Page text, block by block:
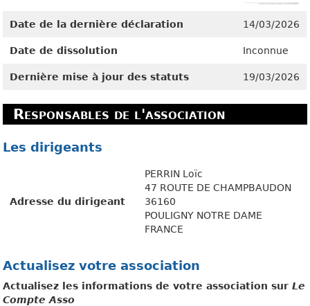
Date de la dernière déclaration 14/03/2026
Date de dissolution Inconnue
Dernière mise à jour des statuts 19/03/2026
Responsables de l'association
Les dirigeants
Adresse du dirigeant
PERRIN Loïc
47 ROUTE DE CHAMPBAUDON
36160
POULIGNY NOTRE DAME
FRANCE
Actualisez votre association
Actualisez les informations de votre association surLe
Compte Asso